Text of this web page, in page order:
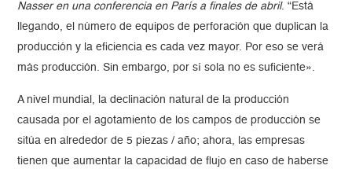
Nasser en una conferencia en París a finales de abril. “Está
llegando, el número de equipos de perforación que duplican la
producción y la eficiencia es cada vez mayor. Por eso se verá
más producción. Sin embargo, por sí sola no es suficiente».
A nivel mundial, la declinación natural de la producción
causada por el agotamiento de los campos de producción se
sitúa en alrededor de 5 piezas / año; ahora, las empresas
tienen que aumentar la capacidad de flujo en caso de haberse